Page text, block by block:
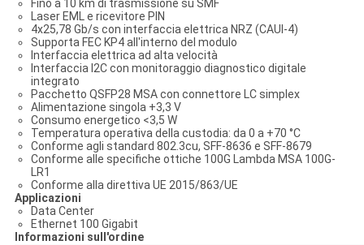
Fino a 10 km di trasmissione su SMF
Laser EML e ricevitore PIN
4x25,78 Gb/s con interfaccia elettrica NRZ (CAUI-4)
Supporta FEC KP4 all'interno del modulo
Interfaccia elettrica ad alta velocità
Interfaccia I2C con monitoraggio diagnostico digitale
integrato
Pacchetto QSFP28 MSA con connettore LC simplex
Alimentazione singola +3,3 V
Consumo energetico <3,5 W
Temperatura operativa della custodia: da 0 a +70 °C
Conforme agli standard 802.3cu, SFF-8636 e SFF-8679
Conforme alle specifiche ottiche 100G Lambda MSA 100G-
LR1
Conforme alla direttiva UE 2015/863/UE
Applicazioni
Data Center
Ethernet 100 Gigabit
Informazioni sull'ordine